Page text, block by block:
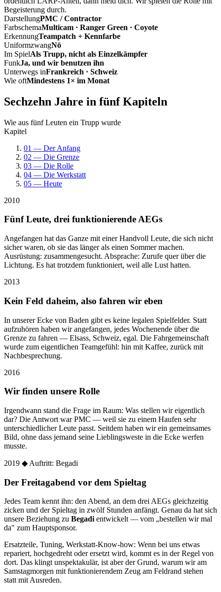
Begeisterung durch.
DarstellungPMC / Contractor
FarbschemaMulticam · Ranger Green · Coyote
ErkennungTeampatch + Kennfarbe
UniformzwangNö
Im SpielAls Trupp, nicht als Einzelkämpfer
FunkJa, und wir benutzen ihn
Unterwegs inFrankreich · Schweiz
Wie oftMindestens 1× im Monat
Sechzehn Jahre in fünf Kapiteln
Wie aus fünf Leuten ein Trupp wurde
Kapitel
01 — Der Anfang
02 — Die Grenze
03 — Die Rolle
04 — Die Werkstatt
05 — Heute
2010
Fünf Leute, drei funktionierende AEGs
Angefangen hat das Ganze mit einer Handvoll Leute, die sich nicht
sicher waren, ob sie das länger als einen Sommer machen.
Ausrüstung: zusammengesucht. Absprache: Zurufe quer über die
Lichtung. Es hat trotzdem funktioniert, weil alle Lust hatten.
2013
Kein Feld daheim, also fahren wir eben
In unserer Ecke von Baden gibt es keine legalen Spielfelder. Statt
aufzuhören haben wir angefangen, jedes Wochenende über die
Grenze zu fahren — Elsass, Schweiz, egal. Die Fahrgemeinschaft
wurde zum eigentlichen Teamgefühl: hin mit Kaffee, zurück mit
Nachbesprechung.
2016
Wir finden unsere Rolle
Irgendwann stand die Frage im Raum: Was stellen wir eigentlich
dar? Die Antwort war PMC — weil sie zu einem Haufen sehr
unterschiedlicher Leute passt. Seitdem haben wir ein gemeinsames
Bild, ohne dass jemand seine Lieblingsweste in die Ecke werfen
musste.
2019 ◆ Auftritt: Begadi
Der Freitagabend vor dem Spieltag
Jedes Team kennt ihn: den Abend, an dem drei AEGs gleichzeitig
zicken und der Spieltag in zwölf Stunden anfängt. Genau da hat sich
unsere Beziehung zu Begadientwickelt — vom „bestellen wir mal
da" zum Hauptsponsor.
Ersatzteile, Tuning, Werkstatt-Know-how: Wenn bei uns etwas
repariert, hochgedreht oder ersetzt wird, kommt es in der Regel von
dort. Das klingt unspektakulär, ist aber der Grund, warum wir am
Samstagmorgen mit funktionierendem Zeug am Feldrand stehen
statt mit Ausreden.